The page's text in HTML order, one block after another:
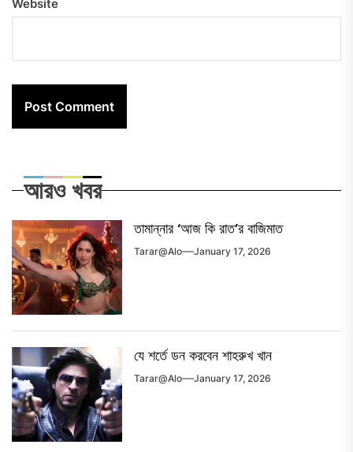
Website
আরও খবর
তামান্নার ‘আজ কি রাত’র বাজিমাত
Tarar@alo January 17, 2026
যে শর্তে ডন করবেন শাহরুখ খান
Tarar@alo January 17, 2026